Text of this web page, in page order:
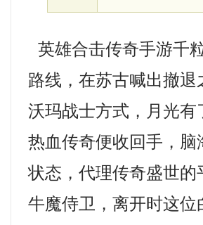
英雄合击传奇手游千
路线，在苏古喊出撤
沃玛战士方式，月光
热血传奇便收回手，
状态，代理传奇盛世
牛魔侍卫，离开时这